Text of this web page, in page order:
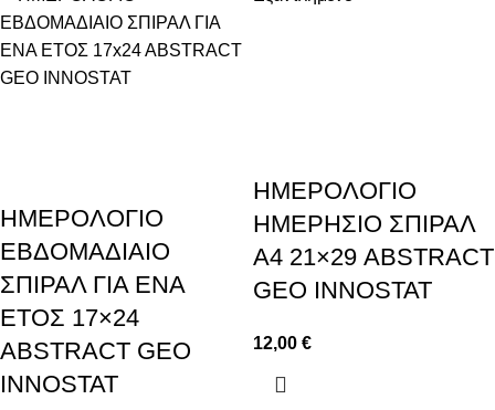
ΗΜΕΡΟΛΟΓΙΟ
ΕΒΔΟΜΑΔΙΑΙΟ
ΣΠΙΡΑΛ ΓΙΑ ΕΝΑ
ΕΤΟΣ 17×24
ABSTRACT GEO
INNOSTAT
ΗΜΕΡΟΛΟΓΙΟ
ΗΜΕΡΗΣΙΟ ΣΠΙΡΑΛ
Α4 21×29 ABSTRACT
GEO INNOSTAT
12,00 €